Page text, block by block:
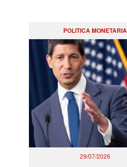
POLITICA MONETARIA
29/07/2026